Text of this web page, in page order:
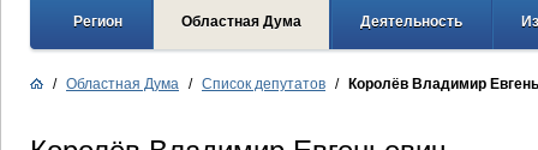
Регион Областная Дума Деятельность
/ Областная Дума / Список депутатов / Королёв Владимир